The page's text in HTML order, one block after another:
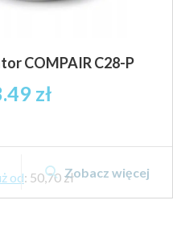
COMPAIR C28-P
zł
od: 50,70 złZobacz więcej